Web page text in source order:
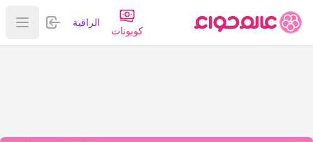
كوبونات
الراقية تسجيل
عرض